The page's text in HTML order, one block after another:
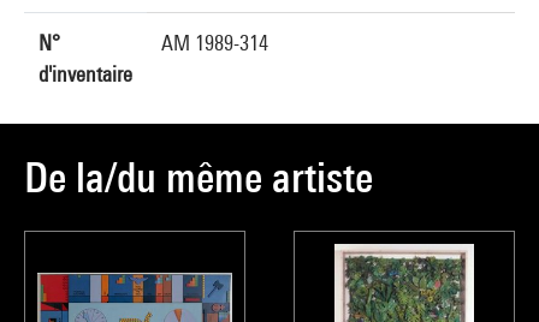
N°
d'inventaire
AM 1989-314
De la/du même artiste